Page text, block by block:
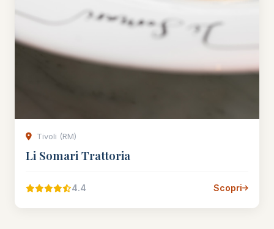
Tivoli (RM)
Li Somari Trattoria
4.4 Scopri